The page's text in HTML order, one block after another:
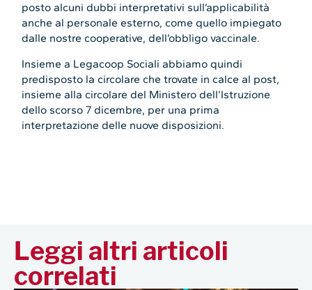
posto alcuni dubbi interpretativi sull’applicabilità
anche al personale esterno, come quello impiegato
dalle nostre cooperative, dell’obbligo vaccinale.
Insieme a Legacoop Sociali abbiamo quindi
predisposto la circolare che trovate in calce al post,
insieme alla circolare del Ministero dell’Istruzione
dello scorso 7 dicembre, per una prima
interpretazione delle nuove disposizioni.
Leggi altri articoli
correlati